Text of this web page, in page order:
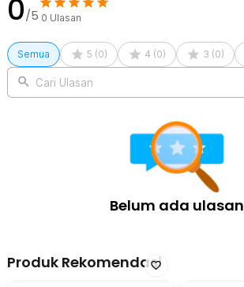
0/5 0 Ulasan
Semua 5 (0) 4 (0) 3 (0)
Cari Ulasan
Belum ada ulasan
Produk Rekomendasi